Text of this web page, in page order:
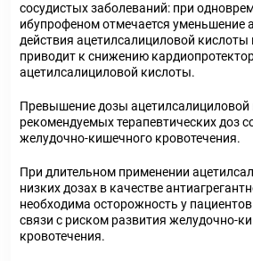
сосудистых заболеваний: при
ибупрофеном отмечается уменьшение
действия ацетилсалициловой кислоты
приводит к снижению
ацетилсалициловой кислоты.
Превышение дозы ацетилсалициловой
рекомендуемых терапевтических доз
желудочно-кишечного кровотечения.
При длительном применении
низких дозах в качестве
необходима осторожность у
связи с риском развития желудочно-
кровотечения.